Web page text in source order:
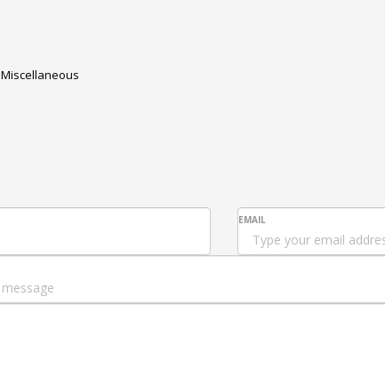
Miscellaneous
EMAIL